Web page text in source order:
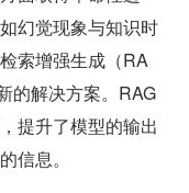
幻觉现象与知识时
索增强生成（RA
的解决方案。RAG
提升了模型的输出
信息。